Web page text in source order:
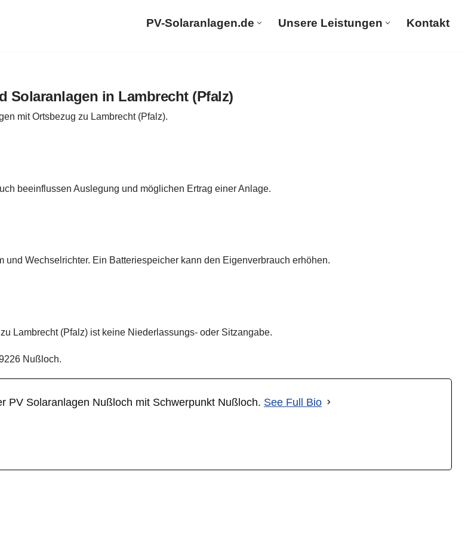
PV-Solaranlagen.de Unsere Leistungen Kontakt
Solaranlagen in Lambrecht (Pfalz)
mit Ortsbezug zu Lambrecht (Pfalz).
beeinflussen Auslegung und möglichen Ertrag einer Anlage.
Wechselrichter. Ein Batteriespeicher kann den Eigenverbrauch erhöhen.
Lambrecht (Pfalz) ist keine Niederlassungs- oder Sitzangabe.
Nußloch.
PV Solaranlagen Nußloch mit Schwerpunkt Nußloch. See Full Bio